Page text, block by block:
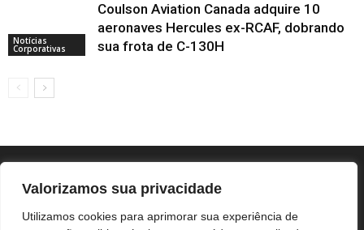
Valorizamos sua privacidade
Utilizamos cookies para aprimorar sua experiência de
Notícias
Corporativas
Coulson Aviation Canada adquire 10
aeronaves Hercules ex-RCAF, dobrando
sua frota de C-130H